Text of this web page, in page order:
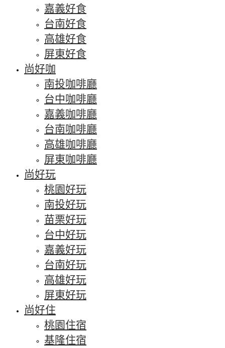
嘉義好食
台南好食
高雄好食
屏東好食
尚好咖
南投咖啡廳
台中咖啡廳
嘉義咖啡廳
台南咖啡廳
高雄咖啡廳
屏東咖啡廳
尚好玩
桃園好玩
南投好玩
苗栗好玩
台中好玩
嘉義好玩
台南好玩
高雄好玩
屏東好玩
尚好住
桃園住宿
基隆住宿